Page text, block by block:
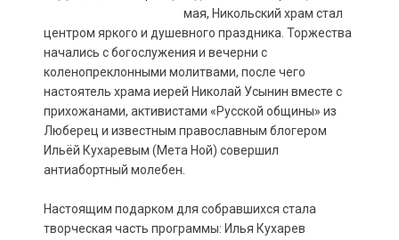
мая, Никольский храм стал
центром яркого и душевного праздника. Торжества
начались с богослужения и вечерни с
коленопреклонными молитвами, после чего
настоятель храма иерей Николай Усынин вместе с
прихожанами, активистами «Русской общины» из
Люберец и известным православным блогером
Ильёй Кухаревым (Мета Ной) совершил
антиабортный молебен.
Настоящим подарком для собравшихся стала
творческая часть программы: Илья Кухарев